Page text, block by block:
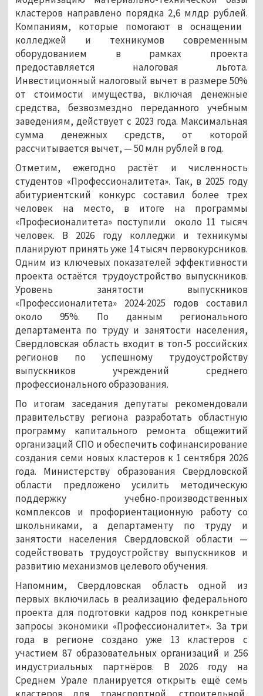
кластеров направлено порядка 2,6 млдр рублей.
Компаниям, которые помогают в оснащении
колледжей и техникумов современным
оборудованием в рамках проекта
предоставляется налоговая льгота.
Инвестиционный налоговый вычет в размере 50%
от стоимости имущества, включая денежные
средства, безвозмездно переданного учебным
заведениям, действует с 2023 года. Максимальная
сумма денежных средств, от которой
рассчитывается вычет, — 50 млн рублей в год.
Отметим, ежегодно растёт и численность
студентов «Профессионалитета». Так, в 2025 году
абитуриентский конкурс составил более трех
человек на место, в итоге на программы
«Професионалитета» поступили около 11 тысяч
человек. В 2026 году колледжи и техникумы
планируют принять уже 14 тысяч первокурсников.
Одним из ключевых показателей эффективности
проекта остаётся трудоустройство выпускников.
Уровень занятости выпускников
«Профессионалитета» 2024-2025 годов составил
около 95%. По данным регионального
департамента по труду и занятости населения,
Свердловская область входит в топ-5 российских
регионов по успешному трудоустройству
выпускников учреждений среднего
профессионального образования.
По итогам заседания депутаты рекомендовали
правительству региона разработать областную
программу капитального ремонта общежитий
организаций СПО и обеспечить софинансирование
создания семи новых кластеров к 1 сентября 2026
года. Министерству образования Свердловской
области предложено усилить методическую
поддержку учебно-производственных
комплексов и профориентационную работу со
школьниками, а департаменту по труду и
занятости населения Свердловской области —
содействовать трудоустройству выпускников и
развитию механизмов целевого обучения.
Напомним, Свердловская область одной из
первых включилась в реализацию федерального
проекта для подготовки кадров под конкретные
запросы экономики «Профессионалитет». За три
года в регионе создано уже 13 кластеров с
участием 87 образовательных организаций и 256
индустриальных партнёров. В 2026 году на
Среднем Урале планируется открыть ещё семь